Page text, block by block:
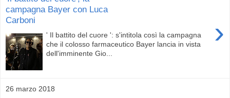
campagna Bayer con Luca
Carboni
›
' Il battito del cuore ': s'intitola così la campagna
che il colosso farmaceutico Bayer lancia in vista
dell'imminente Gio...
26 marzo 2018